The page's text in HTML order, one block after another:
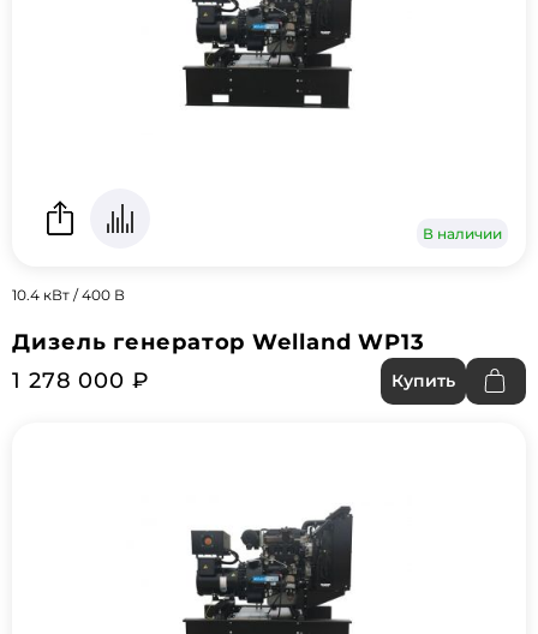
В наличии
10.4 кВт / 400 В
Дизель генератор Welland WP13
1 278 000 ₽
Купить